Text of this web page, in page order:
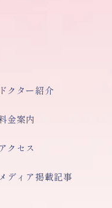
ドクター紹介
金案内
アクセス
メディア掲載記事